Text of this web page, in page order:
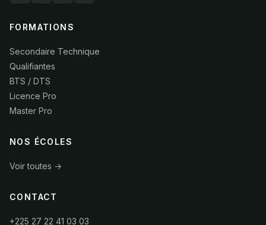
FORMATIONS
Secondaire Technique
Qualifiantes
BTS / DTS
Licence Pro
Master Pro
NOS ÉCOLES
Voir toutes →
CONTACT
+225 27 22 41 03 03